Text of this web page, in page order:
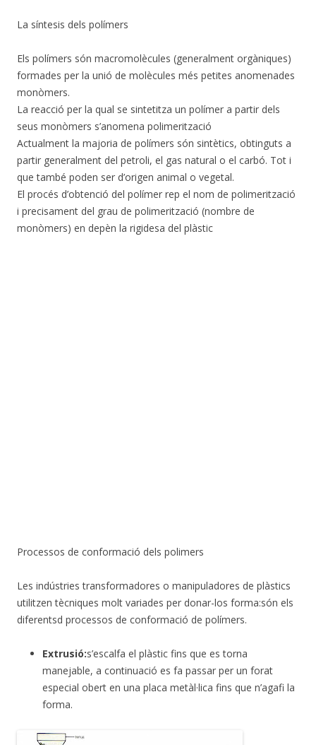
La síntesis dels polímers
Els polímers són macromolècules (generalment orgàniques)
formades per la unió de molècules més petites anomenades
monòmers.
La reacció per la qual se sintetitza un polímer a partir dels
seus monòmers s’anomena polimerització
Actualment la majoria de polímers són sintètics, obtinguts a
partir generalment del petroli, el gas natural o el carbó. Tot i
que també poden ser d’origen animal o vegetal.
El procés d’obtenció del polímer rep el nom de polimerització
i precisament del grau de polimerització (nombre de
monòmers) en depèn la rigidesa del plàstic
Processos de conformació dels polimers
Les indústries transformadores o manipuladores de plàstics
utilitzen tècniques molt variades per donar-los forma:són els
diferentsd processos de conformació de polímers.
Extrusió:s’escalfa el plàstic fins que es torna
manejable, a continuació es fa passar per un forat
especial obert en una placa metàl·lica fins que n’agafi la
forma.